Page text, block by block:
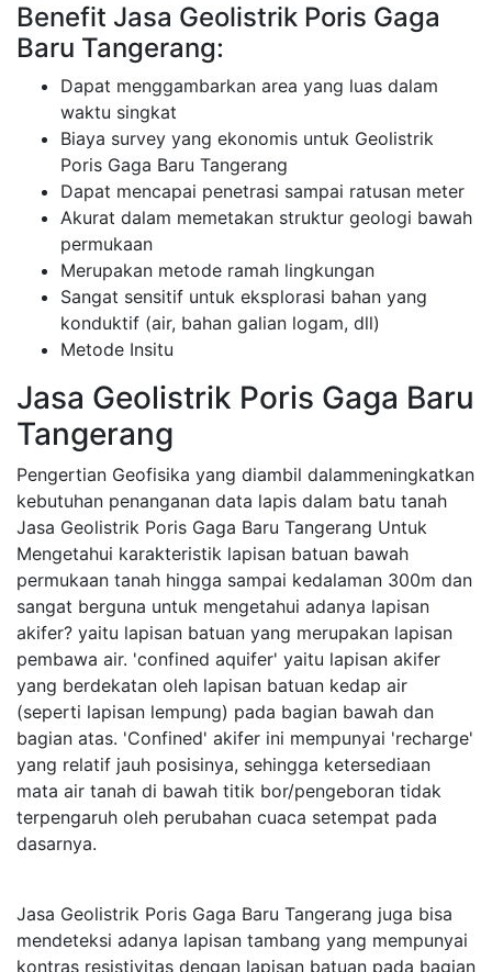
Benefit Jasa Geolistrik Poris Gaga
Baru Tangerang:
Dapat menggambarkan area yang luas dalam
waktu singkat
Biaya survey yang ekonomis untuk Geolistrik
Poris Gaga Baru Tangerang
Dapat mencapai penetrasi sampai ratusan meter
Akurat dalam memetakan struktur geologi bawah
permukaan
Merupakan metode ramah lingkungan
Sangat sensitif untuk eksplorasi bahan yang
konduktif (air, bahan galian logam, dll)
Metode Insitu
Jasa Geolistrik Poris Gaga Baru
Tangerang
Pengertian Geofisika yang diambil dalammeningkatkan
kebutuhan penanganan data lapis dalam batu tanah
Jasa Geolistrik Poris Gaga Baru Tangerang Untuk
Mengetahui karakteristik lapisan batuan bawah
permukaan tanah hingga sampai kedalaman 300m dan
sangat berguna untuk mengetahui adanya lapisan
akifer? yaitu lapisan batuan yang merupakan lapisan
pembawa air. 'confined aquifer' yaitu lapisan akifer
yang berdekatan oleh lapisan batuan kedap air
(seperti lapisan lempung) pada bagian bawah dan
bagian atas. 'Confined' akifer ini mempunyai 'recharge'
yang relatif jauh posisinya, sehingga ketersediaan
mata air tanah di bawah titik bor/pengeboran tidak
terpengaruh oleh perubahan cuaca setempat pada
dasarnya.
Jasa Geolistrik Poris Gaga Baru Tangerang juga bisa
mendeteksi adanya lapisan tambang yang mempunyai
kontras resistivitas dengan lapisan batuan pada bagian